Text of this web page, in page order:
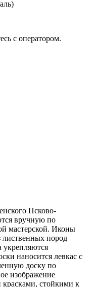
с оператором.
Псково-
вручную по
мастерской. Иконы
пород
укрепляются
наносится левкас с
доску по
изображение
стойкими к